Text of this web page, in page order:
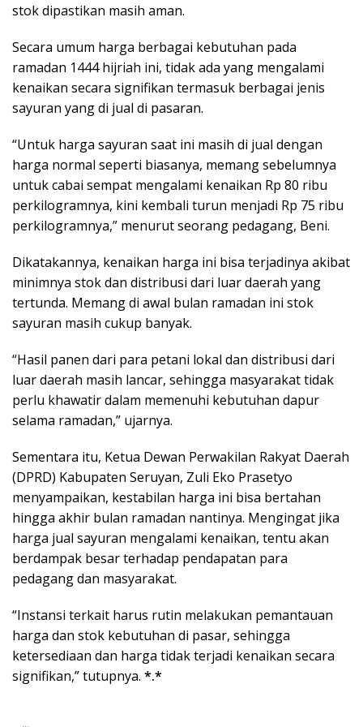
stok dipastikan masih aman.
Secara umum harga berbagai kebutuhan pada
ramadan 1444 hijriah ini, tidak ada yang mengalami
kenaikan secara signifikan termasuk berbagai jenis
sayuran yang di jual di pasaran.
“Untuk harga sayuran saat ini masih di jual dengan
harga normal seperti biasanya, memang sebelumnya
untuk cabai sempat mengalami kenaikan Rp 80 ribu
perkilogramnya, kini kembali turun menjadi Rp 75 ribu
perkilogramnya,” menurut seorang pedagang, Beni.
Dikatakannya, kenaikan harga ini bisa terjadinya akibat
minimnya stok dan distribusi dari luar daerah yang
tertunda. Memang di awal bulan ramadan ini stok
sayuran masih cukup banyak.
“Hasil panen dari para petani lokal dan distribusi dari
luar daerah masih lancar, sehingga masyarakat tidak
perlu khawatir dalam memenuhi kebutuhan dapur
selama ramadan,” ujarnya.
Sementara itu, Ketua Dewan Perwakilan Rakyat Daerah
(DPRD) Kabupaten Seruyan, Zuli Eko Prasetyo
menyampaikan, kestabilan harga ini bisa bertahan
hingga akhir bulan ramadan nantinya. Mengingat jika
harga jual sayuran mengalami kenaikan, tentu akan
berdampak besar terhadap pendapatan para
pedagang dan masyarakat.
“Instansi terkait harus rutin melakukan pemantauan
harga dan stok kebutuhan di pasar, sehingga
ketersediaan dan harga tidak terjadi kenaikan secara
signifikan,” tutupnya. *.*